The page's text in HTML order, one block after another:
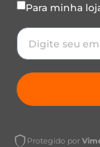
Para minha
Protegido por